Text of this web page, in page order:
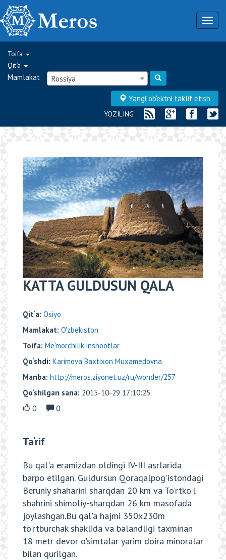
Toifa
Qit‘a
Mamlakat Rossiya
Yangi ob‘ektni taklif etish
YOZILING
KATTA GULDUSUN QALA
Qit‘a: Osiyo
Mamlakat: O'zbekiston
Toifa: Me‘morchilik inshootlar
Qo‘shdi: Karimova Baxtixon Muxamedovna
Manba: http://meros.ziyonet.uz/ru/wonder/257
Qo‘shilgan sana: 2015-10-29 17:10:25
0
0
Ta‘rif
Bu qal'a eramizdan oldingi IV-III asrlarida
barpo etilgan. Guldursun Qoraqalpog'istondagi
Beruniy shaharini sharqdan 20 km va To'rtko'l
shahrini shimoliy-sharqdan 26 km masofada
joylashgan.Bu qal'a hajmi 350x230m
to'rtburchak shaklida va balandligi taxminan
18 metr devor o'simtalar yarim doira minoralar
bilan qurilgan.